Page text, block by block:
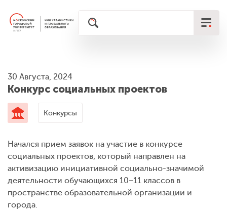
30 Августа, 2024
Конкурс социальных проектов
Конкурсы
Начался прием заявок на участие в конкурсе
социальных проектов, который направлен на
активизацию инициативной социально-значимой
деятельности обучающихся 10−11 классов в
пространстве образовательной организации и
города.